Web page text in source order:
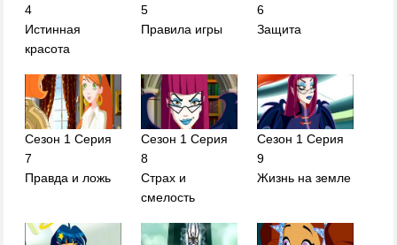
4
Истинная
красота
5
Правила игры
6
Защита
Сезон 1 Серия
7
Правда и ложь
Сезон 1 Серия
8
Страх и
смелость
Сезон 1 Серия
9
Жизнь на земле